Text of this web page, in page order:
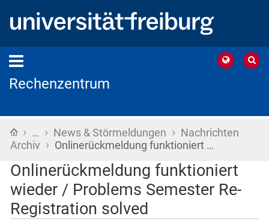
Rechenzentrum
Startseite
› … › News & Störmeldungen › Nachrichten
Archiv › Onlinerückmeldung funktioniert …
Onlinerückmeldung funktioniert
wieder / Problems Semester Re-
Registration solved